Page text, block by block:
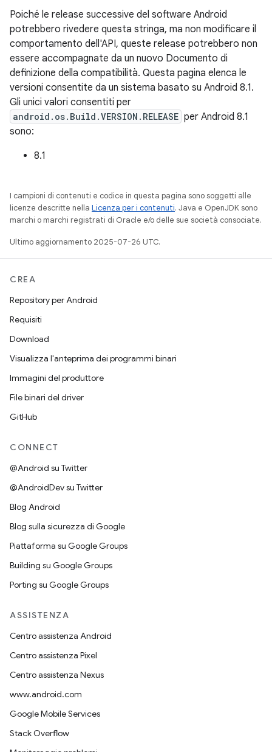
Poiché le release successive del software Android
potrebbero rivedere questa stringa, ma non modificare il
comportamento dell'API, queste release potrebbero non
essere accompagnate da un nuovo Documento di
definizione della compatibilità. Questa pagina elenca le
versioni consentite da un sistema basato su Android 8.1.
Gli unici valori consentiti per
android.os.Build.VERSION.RELEASE per Android 8.1
sono:
8.1
I campioni di contenuti e codice in questa pagina sono soggetti alle
licenze descritte nella Licenza per i contenuti. Java e OpenJDK sono
marchi o marchi registrati di Oracle e/o delle sue società consociate.
Ultimo aggiornamento 2025-07-26 UTC.
CREA
Repository per Android
Requisiti
Download
Visualizza l'anteprima dei programmi binari
Immagini del produttore
File binari del driver
GitHub
CONNECT
@Android su Twitter
@AndroidDev su Twitter
Blog Android
Blog sulla sicurezza di Google
Piattaforma su Google Groups
Building su Google Groups
Porting su Google Groups
ASSISTENZA
Centro assistenza Android
Centro assistenza Pixel
Centro assistenza Nexus
www.android.com
Google Mobile Services
Stack Overflow